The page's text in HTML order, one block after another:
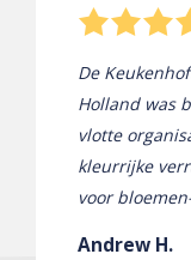
De
Holland was
vlotte
kleurrijke
voor
Andrew H.